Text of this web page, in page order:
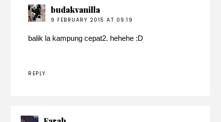
budakvanilla
9 FEBRUARY 2015 AT 09:19
balik la kampung cepat2. hehehe :D
REPLY